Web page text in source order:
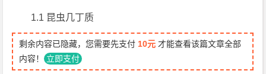
1.1 昆虫几丁质
剩余内容已隐藏，您需要先支付 10元 才能查看该篇文章全部
内容！ 立即支付